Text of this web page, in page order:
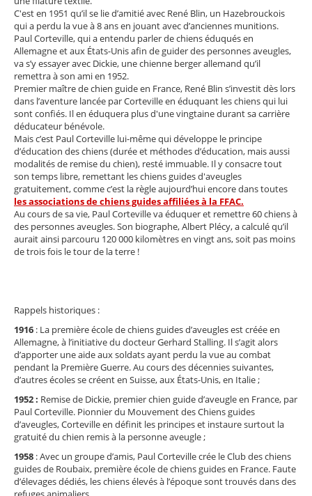
C'est en 1951 qu’il se lie d’amitié avec René Blin, un Hazebrouckois
qui a perdu la vue à 8 ans en jouant avec d’anciennes munitions.
Paul Corteville, qui a entendu parler de chiens éduqués en
Allemagne et aux États-Unis afin de guider des personnes aveugles,
va s’y essayer avec Dickie, une chienne berger allemand qu’il
remettra à son ami en 1952.
Premier maître de chien guide en France, René Blin s’investit dès lors
dans l’aventure lancée par Corteville en éduquant les chiens qui lui
sont confiés. Il en éduquera plus d'une vingtaine durant sa carrière
déducateur bénévole.
Mais c’est Paul Corteville lui-même qui développe le principe
d’éducation des chiens (durée et méthodes d’éducation, mais aussi
modalités de remise du chien), resté immuable. Il y consacre tout
son temps libre, remettant les chiens guides d'aveugles
gratuitement, comme c’est la règle aujourd’hui encore dans toutes
les associations de chiens guides affiliées à la FFAC.
Au cours de sa vie, Paul Corteville va éduquer et remettre 60 chiens à
des personnes aveugles. Son biographe, Albert Plécy, a calculé qu’il
aurait ainsi parcouru 120 000 kilomètres en vingt ans, soit pas moins
de trois fois le tour de la terre !
Rappels historiques :
1916 : La première école de chiens guides d’aveugles est créée en
Allemagne, à l’initiative du docteur Gerhard Stalling. Il s’agit alors
d’apporter une aide aux soldats ayant perdu la vue au combat
pendant la Première Guerre. Au cours des décennies suivantes,
d’autres écoles se créent en Suisse, aux États-Unis, en Italie ;
1952 : Remise de Dickie, premier chien guide d’aveugle en France, par
Paul Corteville. Pionnier du Mouvement des Chiens guides
d’aveugles, Corteville en définit les principes et instaure surtout la
gratuité du chien remis à la personne aveugle ;
1958 : Avec un groupe d’amis, Paul Corteville crée le Club des chiens
guides de Roubaix, première école de chiens guides en France. Faute
d’élevages dédiés, les chiens élevés à l’époque sont trouvés dans des